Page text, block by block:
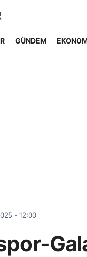
GÜNDEM
- 12:00